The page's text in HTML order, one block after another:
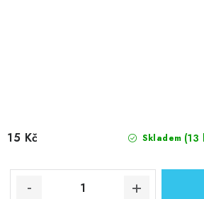
Skladem (13
15 Kč